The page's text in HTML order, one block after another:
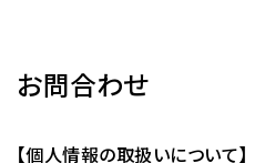
お問合わせ
【個人情報の取扱いについて】